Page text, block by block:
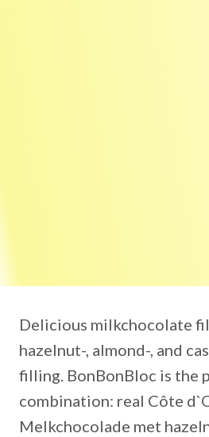
Delicious milkchocolate
hazelnut-, almond-, and
filling. BonBonBloc is the
combination: real Côte
Melkchocolade met